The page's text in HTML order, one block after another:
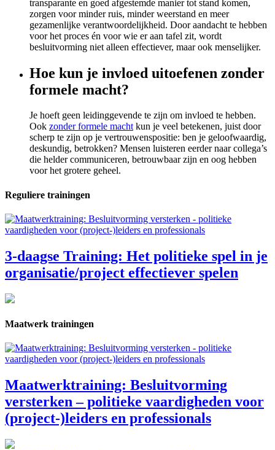
transparante en goed afgestemde manier tot stand komen,
zorgen voor minder ruis, minder weerstand en meer
gezamenlijke verantwoordelijkheid. Door aandacht te hebben
voor het proces én voor wie er aan tafel zit, wordt
besluitvorming niet alleen effectiever, maar ook menselijker.
Hoe kun je invloed uitoefenen zonder
formele macht?
Je hoeft geen leidinggevende te zijn om invloed te hebben.
Ook zonder formele machtkun je veel betekenen, juist door
scherp te zijn op je vertrouwenspositie: ben je geloofwaardig,
deskundig, betrokken? Mensen luisteren eerder naar collega’s
die helder communiceren, betrouwbaar zijn en oog hebben
voor het grotere geheel.
Reguliere trainingen
3-daagse Training: Het politieke spel in je
organisatie/project effectiever spelen
Maatwerk trainingen
Maatwerktraining: Besluitvorming
versterken – politieke vaardigheden voor
(project-)leiders en professionals